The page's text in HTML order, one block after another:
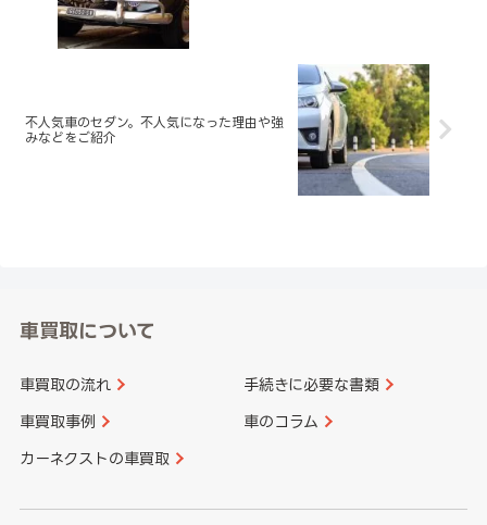
不人気車のセダン。不人気になった理由や強
みなどをご紹介
車買取について
車買取の流れ 手続きに必要な書類
車買取事例 車のコラム
カーネクストの車買取